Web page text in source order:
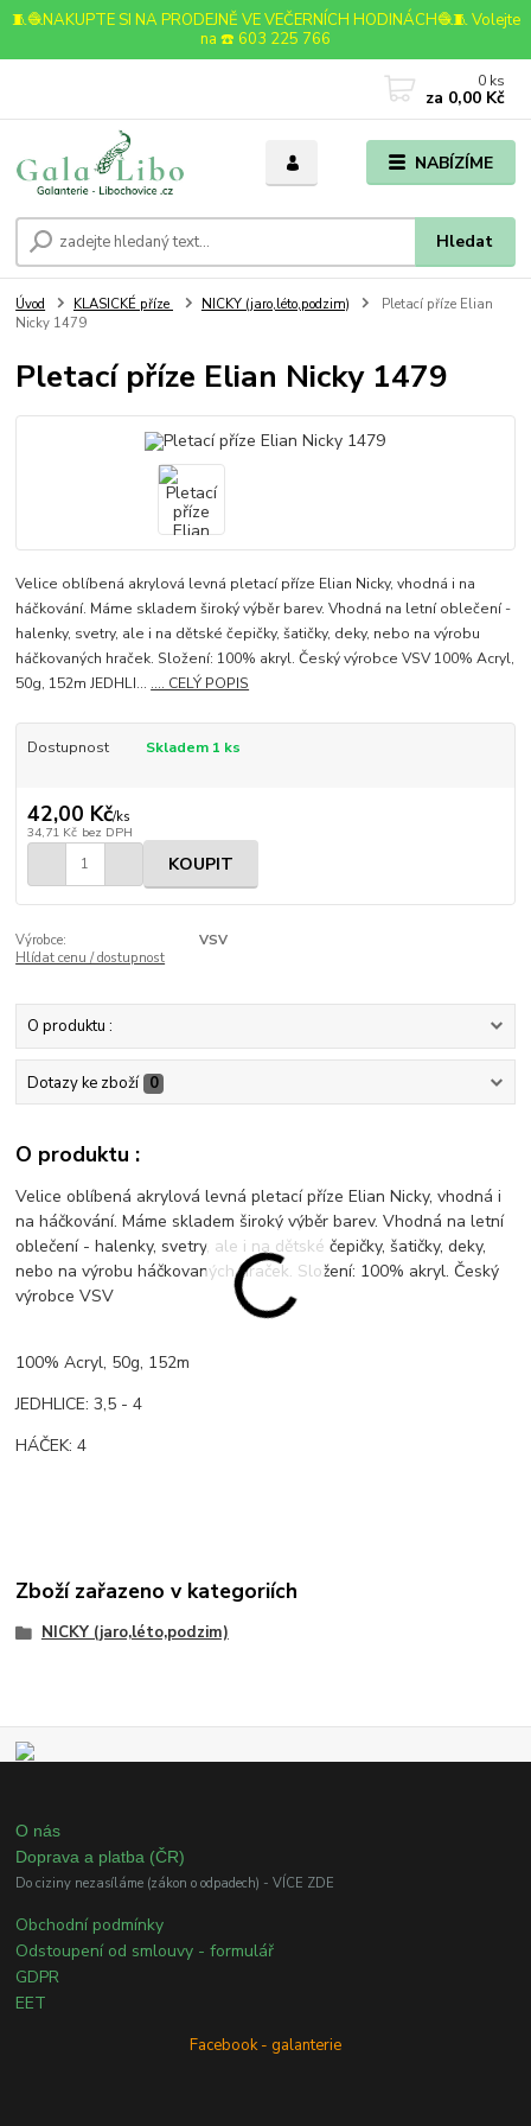
🧵🧶NAKUPTE SI NA PRODEJNĚ VE VEČERNÍCH HODINÁCH🧶🧵 Volejte
na ☎️ 603 225 766
NABÍZÍME
Hledat
0 ks
za 0,00 Kč
Úvod KLASICKÉ příze NICKY (jaro,léto,podzim)
Pletací příze Elian
Nicky 1479
Pletací příze Elian Nicky 1479
Velice oblíbená akrylová levná pletací příze Elian Nicky, vhodná i na
háčkování. Máme skladem široký výběr barev. Vhodná na letní oblečení -
halenky, svetry, ale i na dětské čepičky, šatičky, deky, nebo na výrobu
háčkovaných hraček. Složení: 100% akryl. Český výrobce VSV 100% Acryl,
50g, 152m JEDHLI... .... CELÝ POPIS
Dostupnost Skladem 1 ks
42,00 Kč/ks
34,71 Kč bez DPH
KOUPIT
Výrobce:
VSV
Hlídat cenu / dostupnost
O produktu :
Dotazy ke zboží 0
O produktu :
Velice oblíbená akrylová levná pletací příze Elian Nicky, vhodná i
na háčkování. Máme skladem široký výběr barev. Vhodná na letní
oblečení - halenky, svetry, ale i na dětské čepičky, šatičky, deky,
nebo na výrobu háčkovaných hraček. Složení: 100% akryl. Český
výrobce VSV
100% Acryl, 50g, 152m
JEDHLICE: 3,5 - 4
HÁČEK: 4
Zboží zařazeno v kategoriích
NICKY (jaro,léto,podzim)
O nás
Doprava a platba (ČR)
Do ciziny nezasíláme (zákon o odpadech) - VÍCE ZDE
Obchodní podmínky
Odstoupení od smlouvy - formulář
GDPR
EET
Facebook - galanterie